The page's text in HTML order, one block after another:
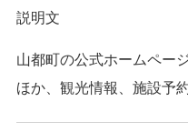
説明文
山都町の公式ホームペー
ほか、観光情報、施設予